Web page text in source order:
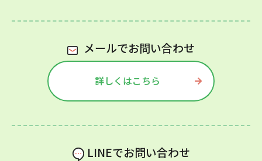
メールでお問い合わせ
詳しくはこちら
LINEでお問い合わせ